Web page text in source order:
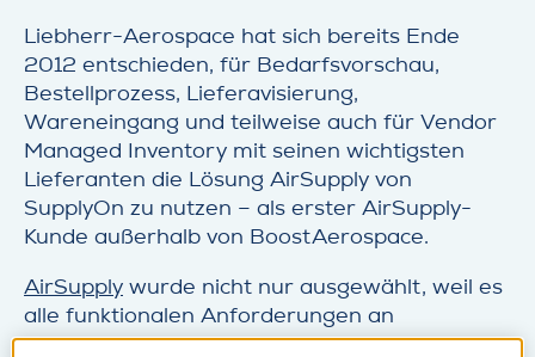
Liebherr-Aerospace hat sich bereits Ende
2012 entschieden, für Bedarfsvorschau,
Bestellprozess, Lieferavisierung,
Wareneingang und teilweise auch für Vendor
Managed Inventory mit seinen wichtigsten
Lieferanten die Lösung AirSupply von
SupplyOn zu nutzen – als erster AirSupply-
Kunde außerhalb von BoostAerospace.
AirSupply wurde nicht nur ausgewählt, weil es
alle funktionalen Anforderungen an
transparente Kollaborationsprozesse erfüllt.